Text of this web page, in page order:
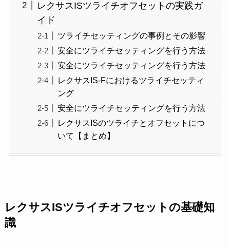
レクサスISツライチオフセットの実践ガ
イド
ツライチセッティングの事例とその影響
安全にツライチセッティングを行う方法
安全にツライチセッティングを行う方法
レクサスIS-Fにおけるツライチセッティ
ング
安全にツライチセッティングを行う方法
レクサスISのツライチとオフセットにつ
いて【まとめ】
レクサスISツライチオフセットの基礎知
識